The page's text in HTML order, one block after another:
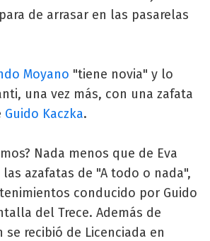
de arrasar en las pasarelas
Moyano "tiene novia" y lo
una vez más, con una zafata
Guido Kaczka.
Nada menos que de Eva
azafatas de "A todo o nada",
conducido por Guido
del Trece. Además de
recibió de Licenciada en